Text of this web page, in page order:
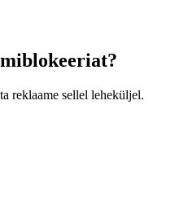
reklaame sellel leheküljel.